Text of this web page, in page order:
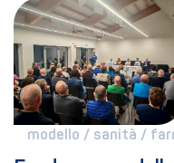
modello / sanità /